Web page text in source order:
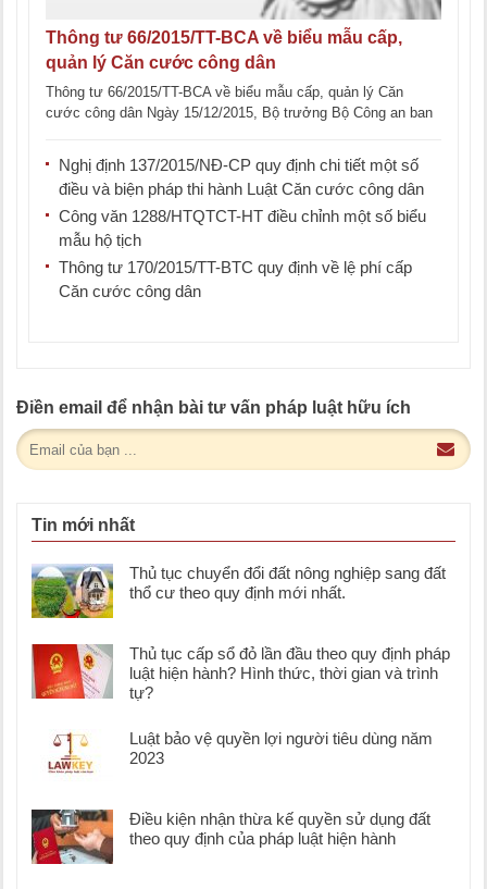
Thông tư 66/2015/TT-BCA về biểu mẫu cấp,
quản lý Căn cước công dân
Thông tư 66/2015/TT-BCA về biểu mẫu cấp, quản lý Căn
cước công dân Ngày 15/12/2015, Bộ trưởng Bộ Công an ban
Nghị định 137/2015/NĐ-CP quy định chi tiết một số
điều và biện pháp thi hành Luật Căn cước công dân
Công văn 1288/HTQTCT-HT điều chỉnh một số biểu
mẫu hộ tịch
Thông tư 170/2015/TT-BTC quy định về lệ phí cấp
Căn cước công dân
Điền email để nhận bài tư vấn pháp luật hữu ích
Tin mới nhất
Thủ tục chuyển đổi đất nông nghiệp sang đất
thổ cư theo quy định mới nhất.
Thủ tục cấp sổ đỏ lần đầu theo quy định pháp
luật hiện hành? Hình thức, thời gian và trình
tự?
Luật bảo vệ quyền lợi người tiêu dùng năm
2023
Điều kiện nhận thừa kế quyền sử dụng đất
theo quy định của pháp luật hiện hành